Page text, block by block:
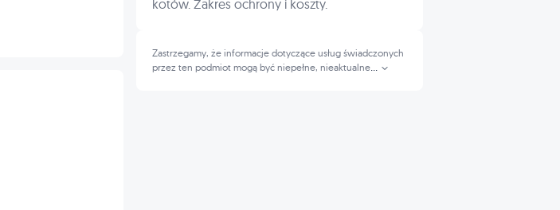
kotów. Zakres ochrony i koszty.
Zastrzegamy, że informacje dotyczące usług świadczonych
przez ten podmiot mogą być niepełne, nieaktualne...